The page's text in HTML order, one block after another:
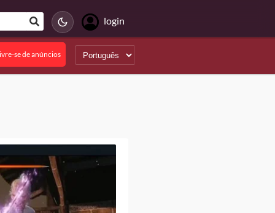
login
se de anúncios